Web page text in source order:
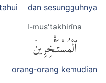
dan sesungguhnya
l-mus'takhirīna
ٱلْمُسْتَـْٔخِرِينَ
orang-orang kemudian